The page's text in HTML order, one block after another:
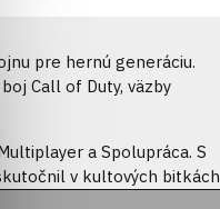
pre hernú generáciu.
Call of Duty, väzby
a Spolupráca. S
v kultových bitkách
akcie typu "run-and-